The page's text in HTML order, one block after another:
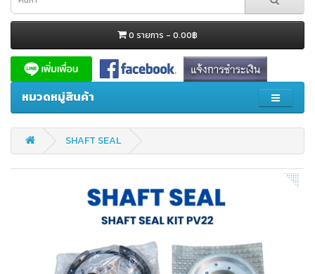
0 รายการ - 0.00฿
หมวดหมู่สินค้า
SHAFT SEAL